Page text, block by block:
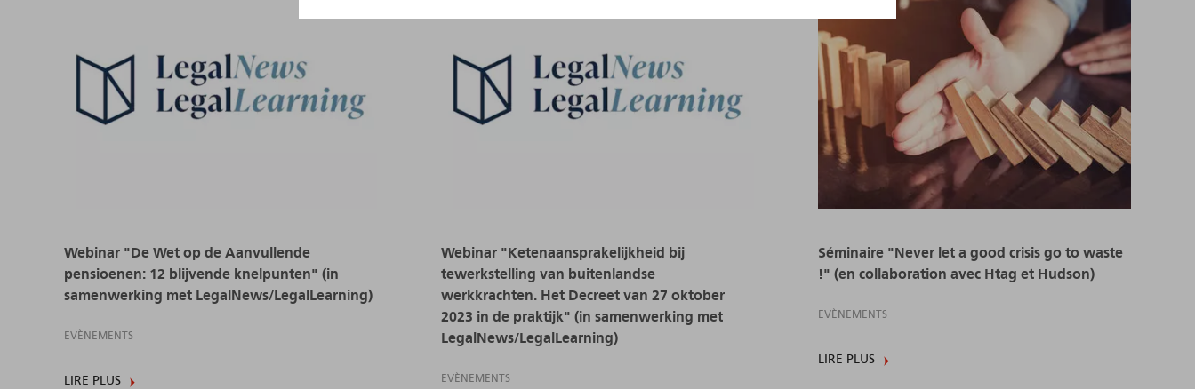
Webinar "De Wet op de Aanvullende
pensioenen: 12 blijvende knelpunten" (in
samenwerking met LegalNews/LegalLearning)
EVÈNEMENTS
LIRE PLUS
Webinar "Ketenaansprakelijkheid bij
tewerkstelling van buitenlandse
werkkrachten. Het Decreet van 27 oktober
2023 in de praktijk" (in samenwerking met
LegalNews/LegalLearning)
EVÈNEMENTS
Séminaire "Never let a good crisis go to waste
!" (en collaboration avec Htag et Hudson)
EVÈNEMENTS
LIRE PLUS